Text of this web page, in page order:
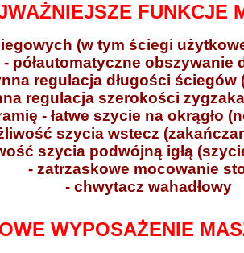
FUNKCJE
(w tym ściegi
- półautomatyczne obszywanie
regulacja długości ściegów
regulacja szerokości
- łatwe szycie na okrągło
szycia wstecz
szycia podwójną igłą
- zatrzaskowe mocowanie
- chwytacz wahadłowy
WYPOSAŻENIE